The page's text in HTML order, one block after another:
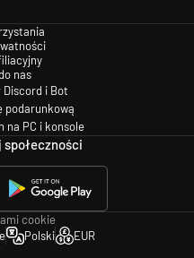
nas
i Bot
podarunkową
na PC i konsole
społeczności
cookie
Polski EUR